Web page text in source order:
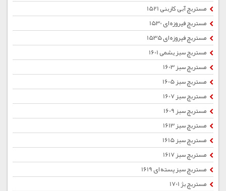
مستربچ آبی کاربنی 1521
مستربچ فیروزه ای 1530
مستربچ فیروزه ای 1535
مستربچ سبز یشمی 1601
مستربچ سبز 1603
مستربچ سبز 1605
مستربچ سبز 1607
مستربچ سبز 1609
مستربچ سبز 1613
مستربچ سبز 1615
مستربچ سبز 1617
مستربچ سبز پسته ای 1619
مستربچ بژ 1701